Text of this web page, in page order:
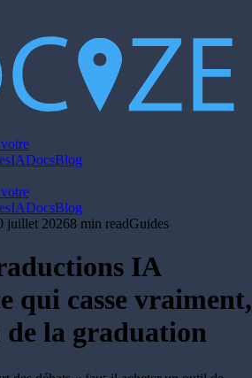
IADocsBlog
IADocsBlog
juillet 20268 min readGuides
IA
qui casse vraiment,
de la graduation